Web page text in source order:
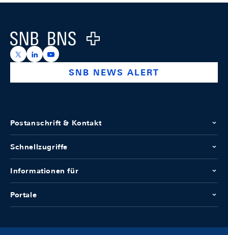
Logo
https://x.com/snb_bns
https://ch.linkedin.com/company/swiss-national-
https://www.youtube.com/@swissnationalbank
SNB NEWS ALERT
Postanschrift & Kontakt
Schnellzugriffe
Informationen für
Portale